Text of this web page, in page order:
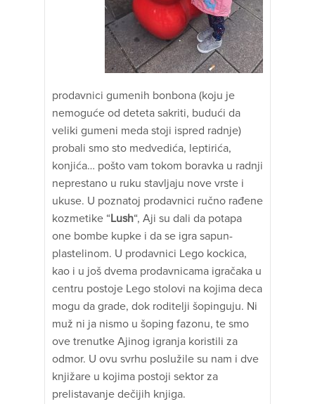
prodavnici gumenih bonbona (koju je
nemoguće od deteta sakriti, budući da
veliki gumeni meda stoji ispred radnje)
probali smo sto medvedića, leptirića,
konjića… pošto vam tokom boravka u radnji
neprestano u ruku stavljaju nove vrste i
ukuse. U poznatoj prodavnici ručno rađene
kozmetike “Lush“, Aji su dali da potapa
one bombe kupke i da se igra sapun-
plastelinom. U prodavnici Lego kockica,
kao i u još dvema prodavnicama igračaka u
centru postoje Lego stolovi na kojima deca
mogu da grade, dok roditelji šopinguju. Ni
muž ni ja nismo u šoping fazonu, te smo
ove trenutke Ajinog igranja koristili za
odmor. U ovu svrhu poslužile su nam i dve
knjižare u kojima postoji sektor za
prelistavanje dečijih knjiga.